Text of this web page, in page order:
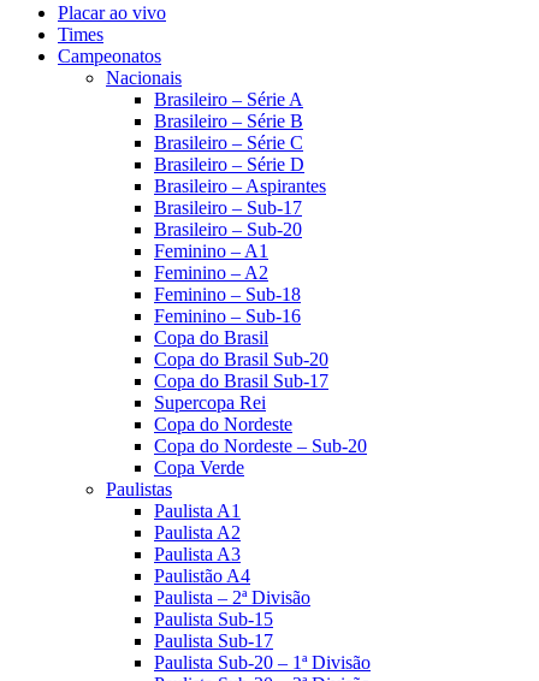
Placar ao vivo
Times
Campeonatos
Nacionais
Brasileiro – Série A
Brasileiro – Série B
Brasileiro – Série C
Brasileiro – Série D
Brasileiro – Aspirantes
Brasileiro – Sub-17
Brasileiro – Sub-20
Feminino – A1
Feminino – A2
Feminino – Sub-18
Feminino – Sub-16
Copa do Brasil
Copa do Brasil Sub-20
Copa do Brasil Sub-17
Supercopa Rei
Copa do Nordeste
Copa do Nordeste – Sub-20
Copa Verde
Paulistas
Paulista A1
Paulista A2
Paulista A3
Paulistão A4
Paulista – 2ª Divisão
Paulista Sub-15
Paulista Sub-17
Paulista Sub-20 – 1ª Divisão